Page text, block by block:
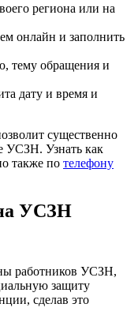
региона или на
онлайн и заполнить
тему обращения и
дату и время и
существенно
УСЗН. Узнать как
также по телефону
УСЗН
работников УСЗН,
защиту
сделав это